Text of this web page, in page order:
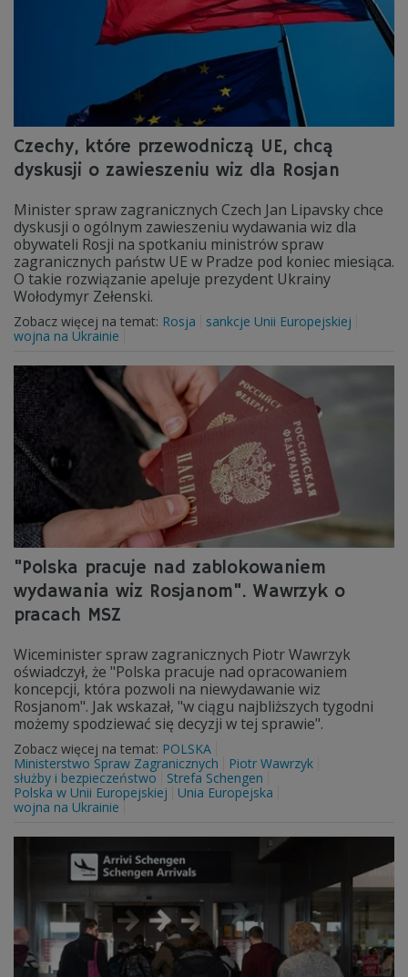
Czechy, które przewodniczą UE, chcą
dyskusji o zawieszeniu wiz dla Rosjan
Minister spraw zagranicznych Czech Jan Lipavsky chce
dyskusji o ogólnym zawieszeniu wydawania wiz dla
obywateli Rosji na spotkaniu ministrów spraw
zagranicznych państw UE w Pradze pod koniec miesiąca.
O takie rozwiązanie apeluje prezydent Ukrainy
Wołodymyr Zełenski.
Zobacz więcej na temat: Rosja
sankcje Unii Europejskiej
wojna na Ukrainie
"Polska pracuje nad zablokowaniem
wydawania wiz Rosjanom". Wawrzyk o
pracach MSZ
Wiceminister spraw zagranicznych Piotr Wawrzyk
oświadczył, że "Polska pracuje nad opracowaniem
koncepcji, która pozwoli na niewydawanie wiz
Rosjanom". Jak wskazał, "w ciągu najbliższych tygodni
możemy spodziewać się decyzji w tej sprawie".
Zobacz więcej na temat: POLSKA
Ministerstwo Spraw Zagranicznych
Piotr Wawrzyk
służby i bezpieczeństwo
Strefa Schengen
Polska w Unii Europejskiej
Unia Europejska
wojna na Ukrainie